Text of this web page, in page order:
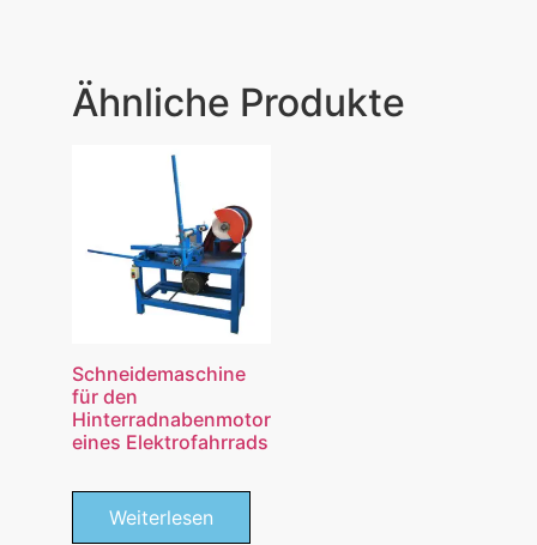
Ähnliche Produkte
Schneidemaschine
für den
Hinterradnabenmotor
eines Elektrofahrrads
Weiterlesen